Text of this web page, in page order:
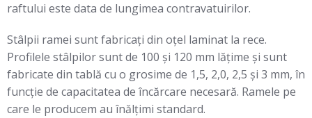
raftului este data de lungimea contravatuirilor.
Stâlpii ramei sunt fabricați din oţel laminat la rece.
Profilele stâlpilor sunt de 100 şi 120 mm lăţime şi sunt
fabricate din tablă cu o grosime de 1,5, 2,0, 2,5 şi 3 mm, în
funcţie de capacitatea de încărcare necesară. Ramele pe
care le producem au înălţimi standard.